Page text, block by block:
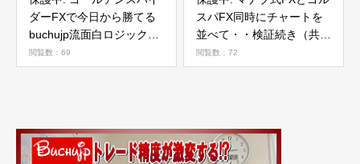
ダーFXで今日から勝てる
buchujp流面白ロジック解
説について（ゴルスパFX
専用
閲覧数：69
スパFX同時にチャートを
並べて・・検証続き（共通
保護パス専用）
閲覧数：72